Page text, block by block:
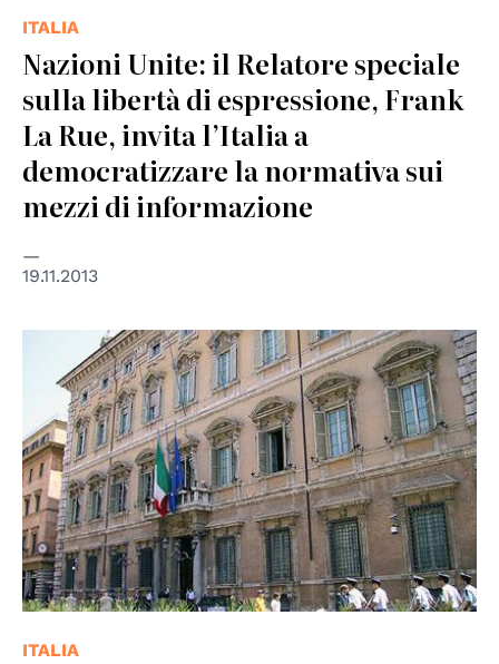
ITALIA
Nazioni Unite: il Relatore speciale
sulla libertà di espressione, Frank
La Rue, invita l’Italia a
democratizzare la normativa sui
mezzi di informazione
19.11.2013
© Senato della Repubblica
ITALIA